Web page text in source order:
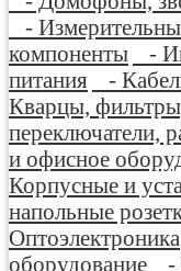
-
компоненты
-
питания
-
Кварцы,
переключатели,
и офисное
Корпусные и
напольные
Оптоэлектроника
оборудование
-